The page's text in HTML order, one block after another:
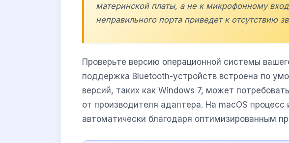
материнской платы, а не к микрофонному
неправильного порта приведет к отсутствию
Проверьте версию операционной системы
поддержка Bluetooth-устройств встроена по
версий, таких как Windows 7, может
от производителя адаптера. На macOS процесс
автоматически благодаря оптимизированным